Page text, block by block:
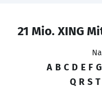
21 Mio. XING
A B C D E F G
Q R S T